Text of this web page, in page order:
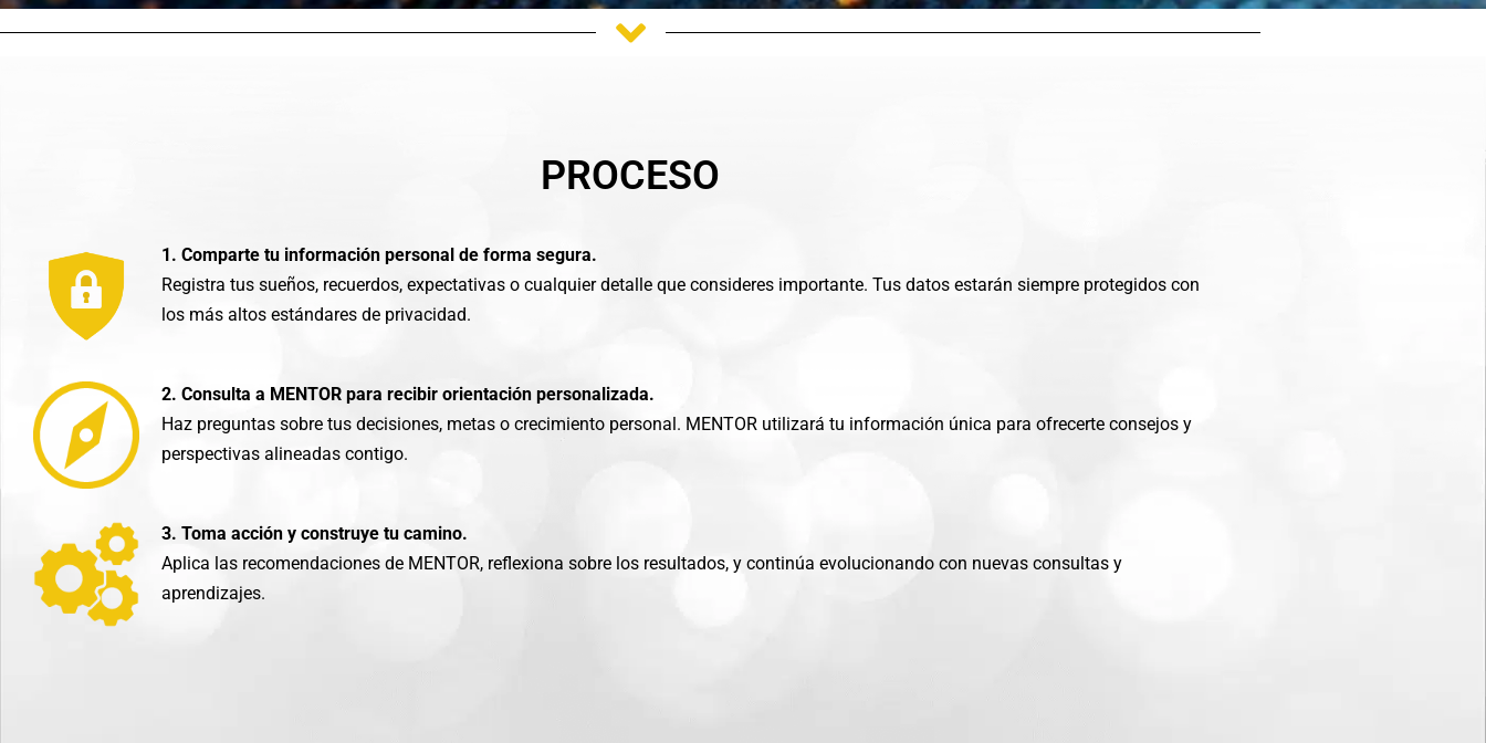
PROCESO
1. Comparte tu información personal de forma segura.
Registra tus sueños, recuerdos, expectativas o cualquier detalle que consideres importante. Tus datos estarán siempre protegidos con
los más altos estándares de privacidad.
2. Consulta a MENTOR para recibir orientación personalizada.
Haz preguntas sobre tus decisiones, metas o crecimiento personal. MENTOR utilizará tu información única para ofrecerte consejos y
perspectivas alineadas contigo.
3. Toma acción y construye tu camino.
Aplica las recomendaciones de MENTOR, reflexiona sobre los resultados, y continúa evolucionando con nuevas consultas y
aprendizajes.